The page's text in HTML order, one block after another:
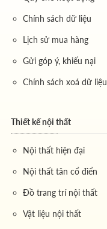
Chính sách dữ liệu
Lịch sử mua hàng
Gửi góp ý, khiếu nại
Chính sách xoá dữ liệu
Thiết kế nội thất
Nội thất hiện đại
Nội thất tân cổ điển
Đồ trang trí nội thất
Vật liệu nội thất